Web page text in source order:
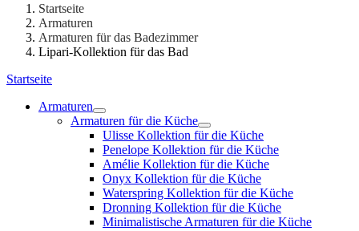
Startseite
Armaturen
Armaturen für das Badezimmer
Lipari-Kollektion für das Bad
Startseite
Armaturen
Armaturen für die Küche
Ulisse Kollektion für die Küche
Penelope Kollektion für die Küche
Amélie Kollektion für die Küche
Onyx Kollektion für die Küche
Waterspring Kollektion für die Küche
Dronning Kollektion für die Küche
Minimalistische Armaturen für die Küche